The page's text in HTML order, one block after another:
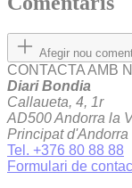
Afegir nou
CONTACTA AMB
Diari Bondia
Callaueta, 4, 1r
AD500 Andorra la
Principat d'Andorra
Tel. +376 80 88 88
Formulari de